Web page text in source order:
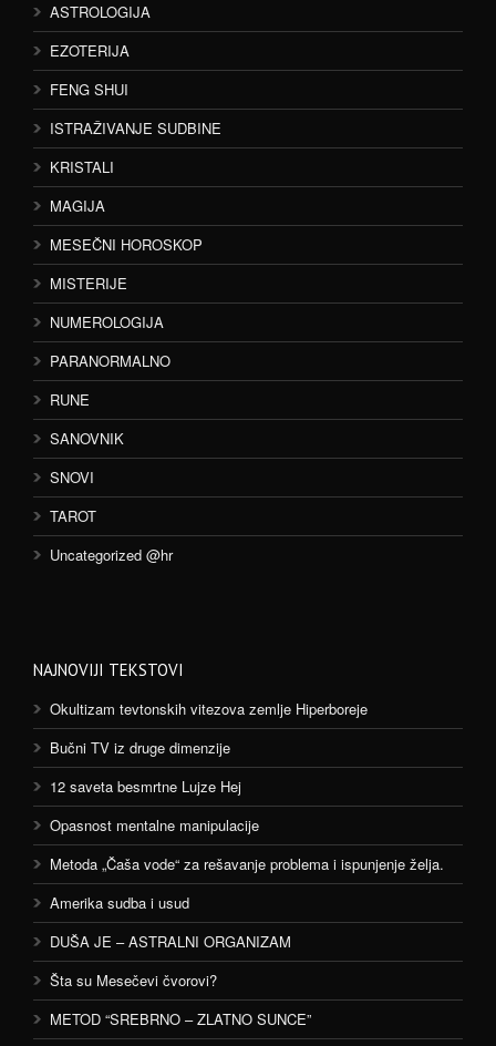
ASTROLOGIJA
EZOTERIJA
FENG SHUI
ISTRAŽIVANJE SUDBINE
KRISTALI
MAGIJA
MESEČNI HOROSKOP
MISTERIJE
NUMEROLOGIJA
PARANORMALNO
RUNE
SANOVNIK
SNOVI
TAROT
Uncategorized @hr
NAJNOVIJI TEKSTOVI
Okultizam tevtonskih vitezova zemlje Hiperboreje
Bučni TV iz druge dimenzije
12 saveta besmrtne Lujze Hej
Opasnost mentalne manipulacije
Metoda „Čaša vode“ za rešavanje problema i ispunjenje želja.
Amerika sudba i usud
DUŠA JE – ASTRALNI ORGANIZAM
Šta su Mesečevi čvorovi?
METOD “SREBRNO – ZLATNO SUNCE”